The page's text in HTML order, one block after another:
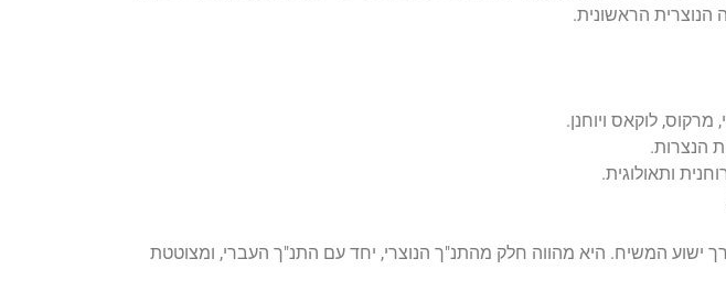
הנוצרית הראשונית.
לוקאס ויוחנן.
הנצרות.
ותאולוגית.
ישוע המשיח. היא מהווה חלק מהתנ"ך הנוצרי, יחד עם התנ"ך העברי, ומצוטטת